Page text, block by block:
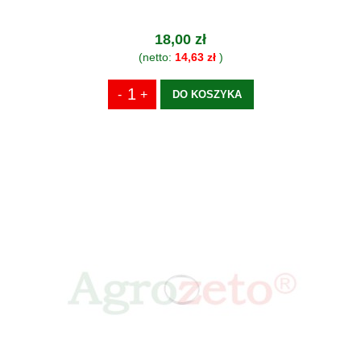
18,00 zł
(netto: 14,63 zł)
DO KOSZYKA